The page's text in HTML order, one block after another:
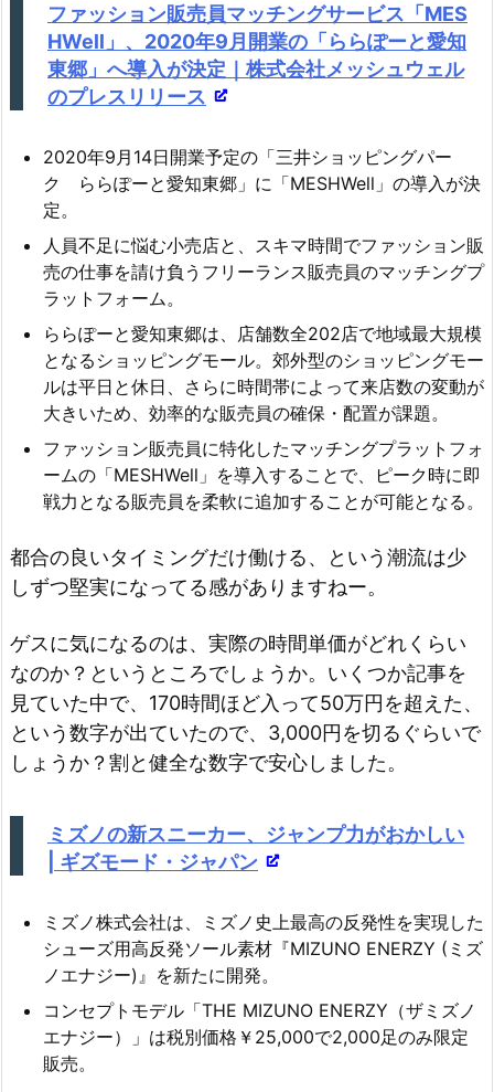
ファッション販売員マッチングサービス「MES
HWell」、2020年9月開業の「ららぽーと愛知
東郷」へ導入が決定｜株式会社メッシュウェル
のプレスリリース
2020年9月14日開業予定の「三井ショッピングパー
ク ららぽーと愛知東郷」に「MESHWell」の導入が決
定。
人員不足に悩む小売店と、スキマ時間でファッション販
売の仕事を請け負うフリーランス販売員のマッチングプ
ラットフォーム。
ららぽーと愛知東郷は、店舗数全202店で地域最大規模
となるショッピングモール。郊外型のショッピングモー
ルは平日と休日、さらに時間帯によって来店数の変動が
大きいため、効率的な販売員の確保・配置が課題。
ファッション販売員に特化したマッチングプラットフォ
ームの「MESHWell」を導入することで、ピーク時に即
戦力となる販売員を柔軟に追加することが可能となる。
都合の良いタイミングだけ働ける、という潮流は少
しずつ堅実になってる感がありますねー。
ゲスに気になるのは、実際の時間単価がどれくらい
なのか？というところでしょうか。いくつか記事を
見ていた中で、170時間ほど入って50万円を超えた、
という数字が出ていたので、3,000円を切るぐらいで
しょうか？割と健全な数字で安心しました。
ミズノの新スニーカー、ジャンプ力がおかしい
| ギズモード・ジャパン
ミズノ株式会社は、ミズノ史上最高の反発性を実現した
シューズ用高反発ソール素材『MIZUNO ENERZY (ミズ
ノエナジー)』を新たに開発。
コンセプトモデル「THE MIZUNO ENERZY（ザミズノ
エナジー）」は税別価格￥25,000で2,000足のみ限定
販売。